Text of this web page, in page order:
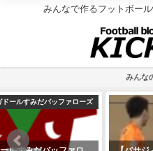
みんなで作るフットボー
みんな
F1